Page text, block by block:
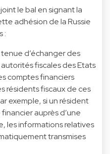
le bal en signant la
adhésion de la Russie
:
d’échanger des
fiscales des Etats
comptes financiers
résidents fiscaux de ces
exemple, si un résident
auprès d’une
les informations relatives
transmises